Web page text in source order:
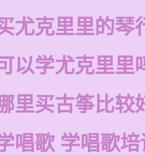
尤克里里的琴
以学尤克里里
里买古筝比较
唱歌 学唱歌